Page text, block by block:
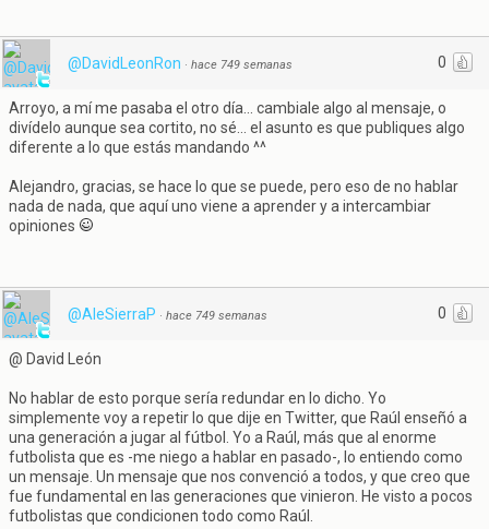
0
@DavidLeonRon · hace 749 semanas
Arroyo, a mí me pasaba el otro día... cambiale algo al mensaje, o
divídelo aunque sea cortito, no sé... el asunto es que publiques algo
diferente a lo que estás mandando ^^
Alejandro, gracias, se hace lo que se puede, pero eso de no hablar
nada de nada, que aquí uno viene a aprender y a intercambiar
opiniones
0
@AleSierraP · hace 749 semanas
@ David León
No hablar de esto porque sería redundar en lo dicho. Yo
simplemente voy a repetir lo que dije en Twitter, que Raúl enseñó a
una generación a jugar al fútbol. Yo a Raúl, más que al enorme
futbolista que es -me niego a hablar en pasado-, lo entiendo como
un mensaje. Un mensaje que nos convenció a todos, y que creo que
fue fundamental en las generaciones que vinieron. He visto a pocos
futbolistas que condicionen todo como Raúl.